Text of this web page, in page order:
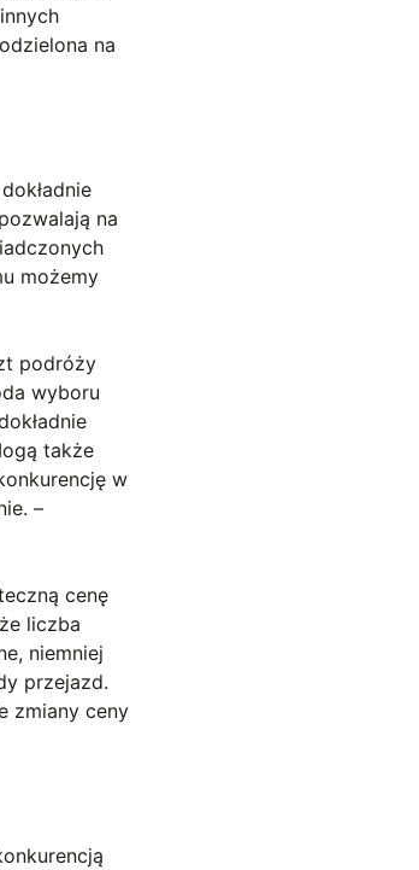
na
na
możemy
podróży
wyboru
także
w
–
cenę
liczba
niemniej
przejazd.
zmiany ceny